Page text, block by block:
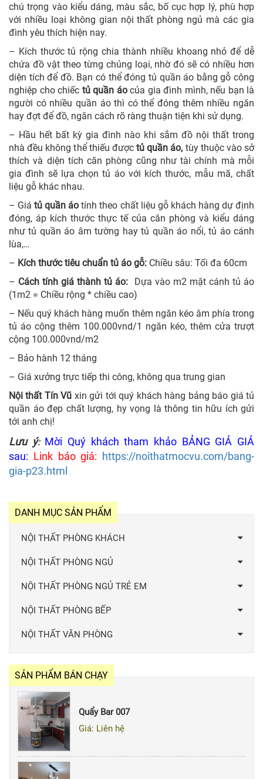
chú trọng vào kiểu dáng, màu sắc, bố cục hợp lý, phù hợp
với nhiều loại không gian nội thất phòng ngủ mà các gia
đình yêu thích hiện nay.
– Kích thước tủ rộng chia thành nhiều khoang nhỏ để dễ
chứa đồ vật theo từng chủng loại, nhờ đó sẽ có nhiều hơn
diện tích để đồ. Bạn có thể đóng tủ quần áo bằng gỗ công
nghiệp cho chiếc tủ quần áocủa gia đình mình, nếu bạn là
người có nhiều quần áo thì có thể đóng thêm nhiều ngăn
hay đợt để đồ, ngăn cách rõ ràng thuận tiện khi sử dụng.
– Hầu hết bất kỳ gia đình nào khi sắm đồ nội thất trong
nhà đều không thể thiếu được tủ quần áo, tùy thuộc vào sở
thích và diện tích căn phòng cũng như tài chính mà mỗi
gia đình sẽ lựa chọn tủ áo với kích thước, mẫu mã, chất
liệu gỗ khác nhau.
– Giátủ quần áo tính theo chất liệu gỗ khách hàng dự định
đóng, áp kích thước thực tế của căn phòng và kiểu dáng
như tủ quần áo âm tường hay tủ quần áo nổi, tủ áo cánh
lùa,…
– Kích thước tiêu chuẩn tủ áo gỗ: Chiều sâu: Tối đa 60cm
– Cách tính giá thành tủ áo: Dựa vào m2 mặt cánh tủ áo
(1m2 = Chiều rộng * chiều cao)
– Nếu quý khách hàng muốn thêm ngăn kéo âm phía trong
tủ áo cộng thêm 100.000vnd/1 ngăn kéo, thêm cửa trượt
cộng 100.000vnd/m2
– Bảo hành 12 tháng
– Giá xưởng trực tiếp thi công, không qua trung gian
Nội thất Tín Vũ xin gửi tới quý khách hàng bảng báo giá tủ
quần áo đẹp​ chất lượng, hy vọng là thông tin hữu ích gửi
tới anh chị!
Lưu ý: Mời Quý khách tham khảo BẢNG GIÁ GIÁ
sau: Link báo giá: https://noithatmocvu.com/bang-
gia-p23.html
DANH MỤC SẢN PHẨM
NỘI THẤT PHÒNG KHÁCH
NỘI THẤT PHÒNG NGỦ
NỘI THẤT PHÒNG NGỦ TRẺ EM
NỘI THẤT PHÒNG BẾP
NỘI THẤT VĂN PHÒNG
SẢN PHẨM BÁN CHẠY
Quẩy Bar 007
Giá: Liên hệ